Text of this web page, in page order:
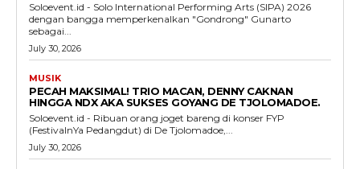
Soloevent.id - Solo International Performing Arts (SIPA) 2026
dengan bangga memperkenalkan "Gondrong" Gunarto
sebagai...
July 30, 2026
MUSIK
PECAH MAKSIMAL! TRIO MACAN, DENNY CAKNAN
HINGGA NDX AKA SUKSES GOYANG DE TJOLOMADOE.
Soloevent.id - Ribuan orang joget bareng di konser FYP
(FestivalnYa Pedangdut) di De Tjolomadoe,...
July 30, 2026